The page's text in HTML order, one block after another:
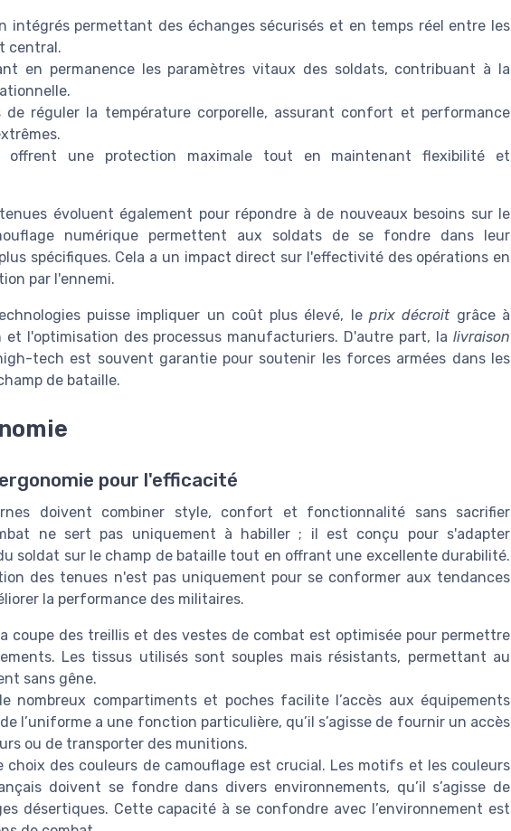
intégrés permettant des échanges sécurisés et en temps réel entre les
central.
en permanence les paramètres vitaux des soldats, contribuant à la
de réguler la température corporelle, assurant confort et performance
offrent une protection maximale tout en maintenant flexibilité et
évoluent également pour répondre à de nouveaux besoins sur le
numérique permettent aux soldats de se fondre dans leur
spécifiques. Cela a un impact direct sur l'effectivité des opérations en
par l'ennemi.
puisse impliquer un coût plus élevé, leprix décroitgrâce à
l'optimisation des processus manufacturiers. D'autre part, la livraison
tech est souvent garantie pour soutenir les forces armées dans les
de bataille.
pour l'efficacité
doivent combiner style, confort et fonctionnalité sans sacrifier
ne sert pas uniquement à habiller ; il est conçu pour s'adapter
soldat sur le champ de bataille tout en offrant une excellente durabilité.
des tenues n'est pas uniquement pour se conformer aux tendances
la performance des militaires.
coupe des treillis et des vestes de combat est optimisée pour permettre
Les tissus utilisés sont souples mais résistants, permettant au
sans gêne.
nombreux compartiments et poches facilite l’accès aux équipements
l’uniforme a une fonction particulière, qu’il s’agisse de fournir un accès
ou de transporter des munitions.
choix des couleurs de camouflage est crucial. Les motifs et les couleurs
doivent se fondre dans divers environnements, qu’il s’agisse de
désertiques. Cette capacité à se confondre avec l’environnement est